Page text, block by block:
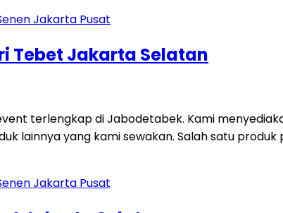
Tebet Jakarta Selatan
terlengkap di Jabodetabek. Kami
lainnya yang kami sewakan. Salah satu